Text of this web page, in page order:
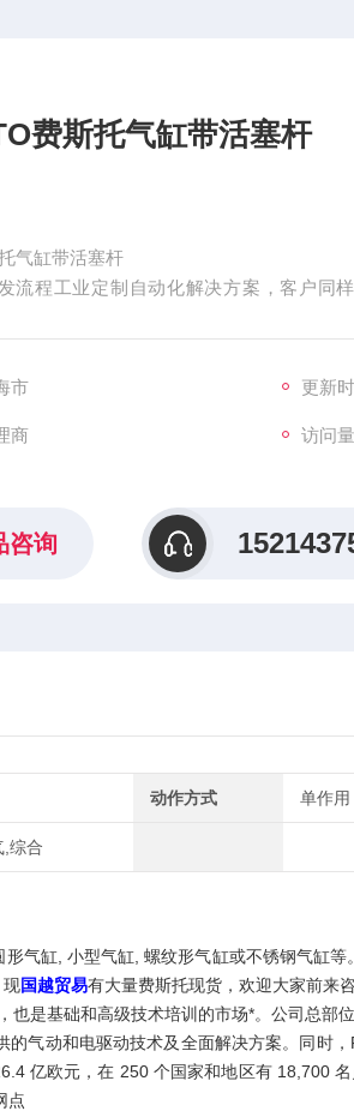
费斯托气缸带活塞杆
气缸带活塞杆
流程工业定制自动化解决方案，客户
性的粒状松疏物料。具有不同要求的众多
市 更新
商 访问
咨询
动作方式 单作用
,综合
气缸, 小型气缸, 螺纹形气缸或不锈钢气缸
现国越贸易有大量费斯托现货，欢迎大家前来咨
是基础和高级技术培训的市场*。公司总部
气动和电驱动技术及全面解决方案。同时
亿欧元，在 250 个国家和地区有 18,700
点